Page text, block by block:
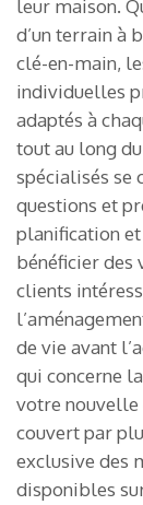
leur maison.
d’un terrain à
clé-en-main,
individuelles
adaptés à
tout au long
spécialisés se
questions et
planification et
bénéficier
clients
de vie avant
qui concerne
votre nouvelle
couvert par
exclusive des
disponibles